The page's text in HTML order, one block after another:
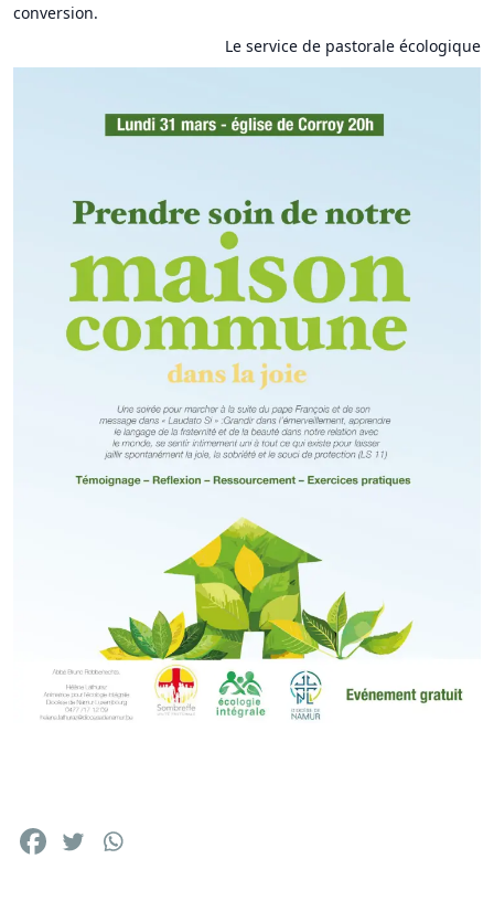
conversion.
Le service de pastorale écologique